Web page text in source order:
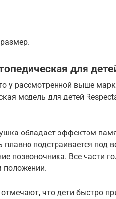
для
у рассмотренной выше
модель для детей
обладает эффектом
плавно подстраивается под
позвоночника. Все части
положении.
отмечают, что дети быстро